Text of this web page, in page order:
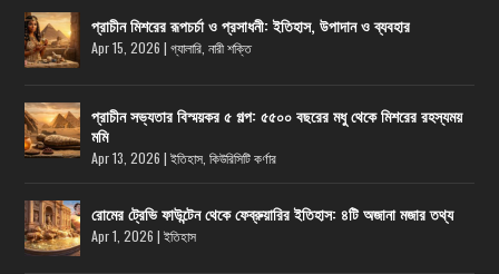
প্রাচীন মিশরের রূপচর্চা ও প্রসাধনী: ইতিহাস, উপাদান ও ব্যবহার
Apr 15, 2026 |গ্যালারি ,নারী শক্তি
প্রাচীন সভ্যতার বিস্ময়কর ৫ গল্প: ৫৫০০ বছরের মধু থেকে মিশরের রহস্যময়
মমি
Apr 13, 2026 |ইতিহাস ,কিউরিসিটি কর্ণার
রোমের ট্রেভি ফাউন্টেন থেকে ফেব্রুয়ারির ইতিহাস: ৪টি অজানা মজার তথ্য
Apr 1, 2026 |ইতিহাস